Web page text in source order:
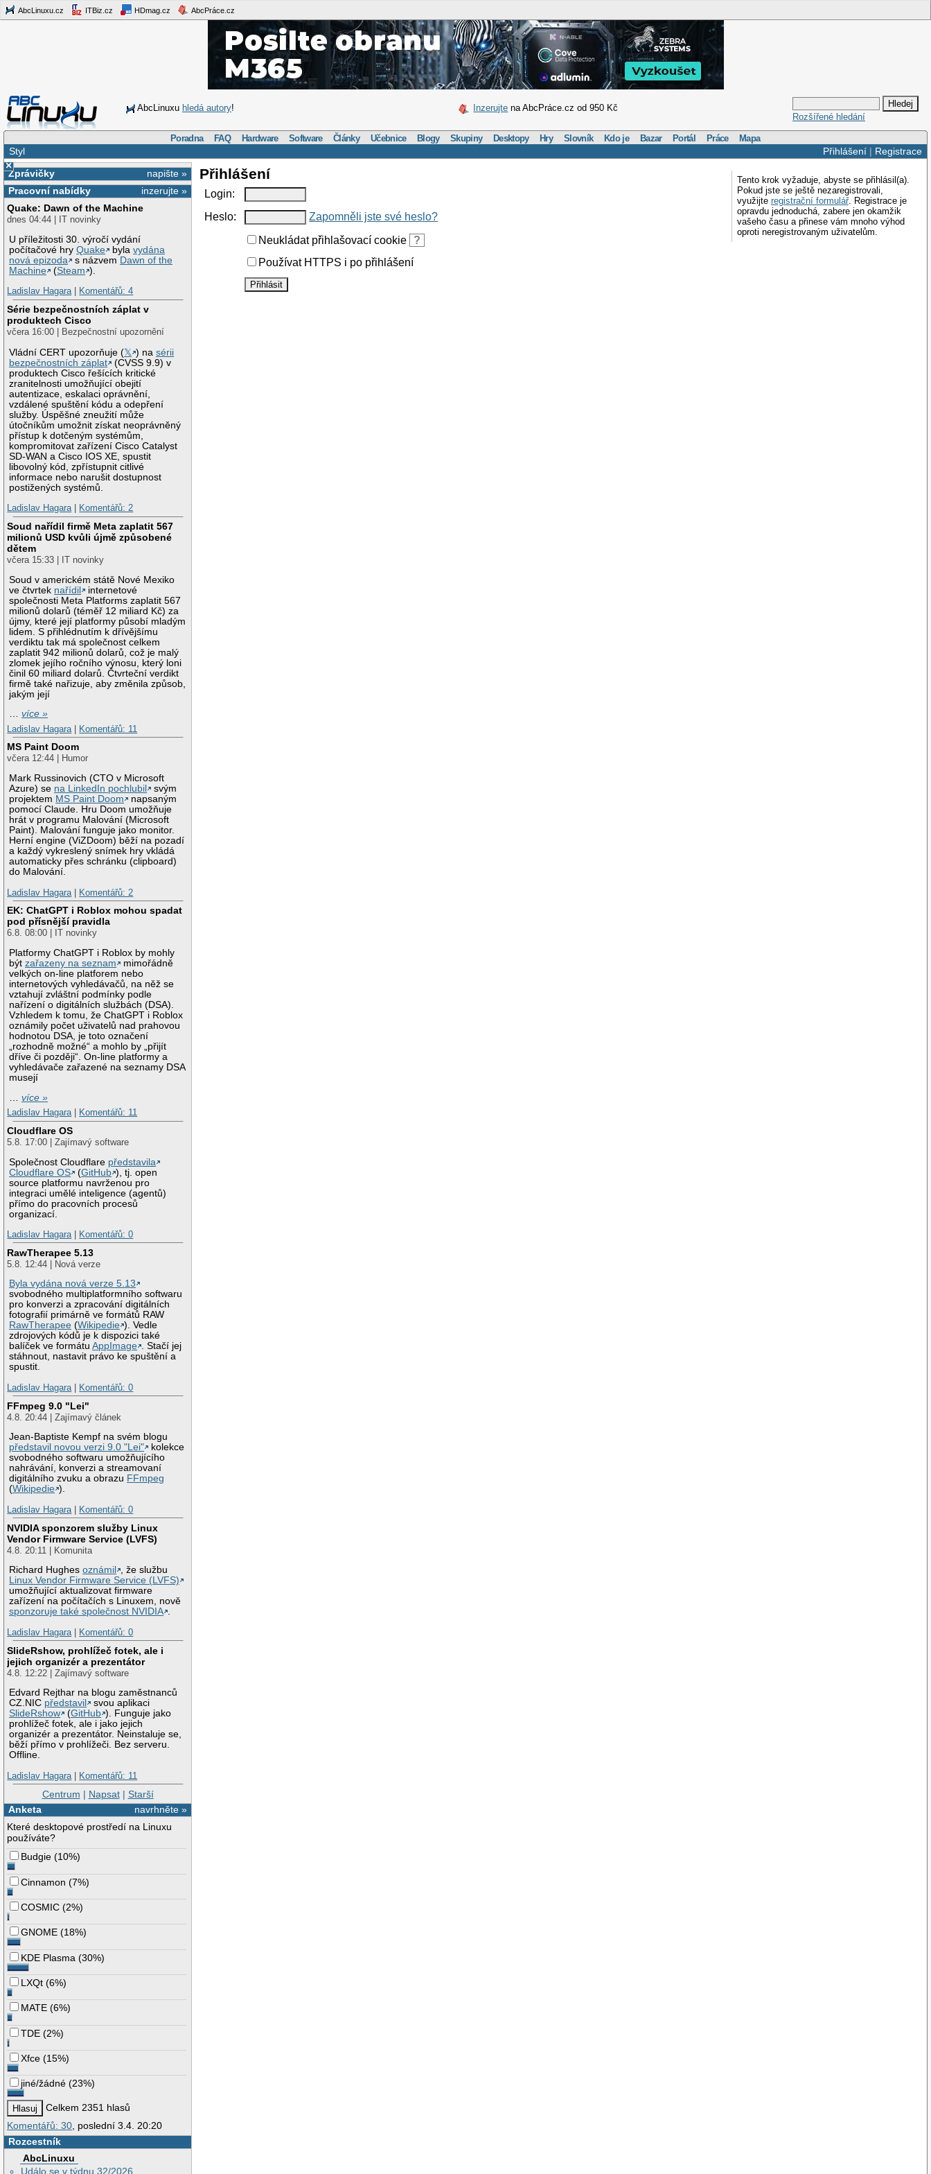
AbcLinuxu.cz ITBiz.cz HDmag.cz AbcPráce.cz
AbcLinuxu hledá autory! Inzerujte na AbcPráce.cz od 950 Kč
Rozšířené hledání
Poradna FAQ Hardware Software Články Učebnice Blogy Skupiny Desktopy Hry Slovník Kdo je Bazar Portál Práce Mapa
Přihlášení| Registrace
Styl
×
napište »
Zprávičky
inzerujte »
Pracovní nabídky
Quake: Dawn of the Machine
dnes 04:44 | IT novinky
U příležitosti 30. výročí vydání
počítačové hryQuake bylavydána
nová epizoda
s názvem Dawn of the
Machine
(Steam ).
Ladislav Hagara| Komentářů: 4
Série bezpečnostních záplat v
produktech Cisco
včera 16:00 | Bezpečnostní upozornění
Vládní CERT upozorňuje (𝕏 ) nasérii
bezpečnostních záplat
(CVSS 9.9) v
produktech Cisco řešících kritické
zranitelnosti umožňující obejití
autentizace, eskalaci oprávnění,
vzdálené spuštění kódu a odepření
služby. Úspěšné zneužití může
útočníkům umožnit získat neoprávněný
přístup k dotčeným systémům,
kompromitovat zařízení Cisco Catalyst
SD-WAN a Cisco IOS XE, spustit
libovolný kód, zpřístupnit citlivé
informace nebo narušit dostupnost
postižených systémů.
Ladislav Hagara| Komentářů: 2
Soud nařídil firmě Meta zaplatit 567
milionů USD kvůli újmě způsobené
dětem
včera 15:33 | IT novinky
Soud v americkém státě Nové Mexiko
ve čtvrtek nařídil
internetové
společnosti Meta Platforms zaplatit 567
milionů dolarů (téměř 12 miliard Kč) za
újmy, které její platformy působí mladým
lidem. S přihlédnutím k dřívějšímu
verdiktu tak má společnost celkem
zaplatit 942 milionů dolarů, což je malý
zlomek jejího ročního výnosu, který loni
činil 60 miliard dolarů. Čtvrteční verdikt
firmě také nařizuje, aby změnila způsob,
jakým její
…více »
Ladislav Hagara
Komentářů: 11
MS Paint Doom
včera 12:44 | Humor
Mark Russinovich (CTO v Microsoft
Azure) se na LinkedIn pochlubil
svým
projektem MS Paint Doom
napsaným
pomocí Claude. Hru Doom umožňuje
hrát v programu Malování (Microsoft
Paint). Malování funguje jako monitor.
Herní engine (ViZDoom) běží na pozadí
a každý vykreslený snímek hry vkládá
automaticky přes schránku (clipboard)
do Malování.
Ladislav Hagara
Komentářů: 2
EK: ChatGPT i Roblox mohou spadat
pod přísnější pravidla
6.8. 08:00 | IT novinky
Platformy ChatGPT i Roblox by mohly
býtzařazeny na seznam
mimořádně
velkých on-line platforem nebo
internetových vyhledávačů, na něž se
vztahují zvláštní podmínky podle
nařízení o digitálních službách (DSA).
Vzhledem k tomu, že ChatGPT i Roblox
oznámily počet uživatelů nad prahovou
hodnotou DSA, je toto označení
„rozhodně možné“ a mohlo by „přijít
dříve či později“. On-line platformy a
vyhledávače zařazené na seznamy DSA
musejí
…více »
Ladislav Hagara| Komentářů: 11
Cloudflare OS
5.8. 17:00 | Zajímavý software
Společnost Cloudflare představila
Cloudflare OS
(GitHub ), tj. open
source platformu navrženou pro
integraci umělé inteligence (agentů)
přímo do pracovních procesů
organizací.
Ladislav Hagara| Komentářů: 0
RawTherapee 5.13
5.8. 12:44 | Nová verze
Byla vydána nová verze 5.13
svobodného multiplatformního softwaru
pro konverzi a zpracování digitálních
fotografií primárně ve formátů RAW
RawTherapee (Wikipedie ). Vedle
zdrojových kódů je k dispozici také
balíček ve formátuAppImage . Stačí jej
stáhnout, nastavit právo ke spuštění a
spustit.
Ladislav Hagara| Komentářů: 0
FFmpeg 9.0 "Lei"
4.8. 20:44 | Zajímavý článek
Jean-Baptiste Kempf na svém blogu
představil novou verzi 9.0 "Lei"
kolekce
svobodného softwaru umožňujícího
nahrávání, konverzi a streamovaní
digitálního zvuku a obrazu FFmpeg
(Wikipedie ).
Ladislav Hagara| Komentářů: 0
NVIDIA sponzorem služby Linux
Vendor Firmware Service (LVFS)
4.8. 20:11 | Komunita
Richard Hughesoznámil
, že službu
Linux Vendor Firmware Service (LVFS)
umožňující aktualizovat firmware
zařízení na počítačích s Linuxem, nově
sponzoruje také společnost NVIDIA .
Ladislav Hagara| Komentářů: 0
SlideRshow, prohlížeč fotek, ale i
jejich organizér a prezentátor
4.8. 12:22 | Zajímavý software
Edvard Rejthar na blogu zaměstnanců
CZ.NIC představil
svou aplikaci
SlideRshow
(GitHub ). Funguje jako
prohlížeč fotek, ale i jako jejich
organizér a prezentátor. Neinstaluje se,
běží přímo v prohlížeči. Bez serveru.
Offline.
Ladislav Hagara| Komentářů: 11
Centrum | Napsat| Starší
navrhněte »
Anketa
Které desktopové prostředí na Linuxu
používáte?
Budgie (10%)
Cinnamon (7%)
COSMIC (2%)
GNOME (18%)
KDE Plasma (30%)
LXQt (6%)
MATE (6%)
TDE (2%)
Xfce (15%)
jiné/žádné (23%)
Celkem 2351 hlasů
Komentářů: 30 , poslední 3.4. 20:20
Rozcestník
AbcLinuxu
Událo se v týdnu 32/2026
Tento krok vyžaduje, abyste se přihlásil(a).
Pokud jste se ještě nezaregistrovali,
využijte registrační formulář. Registrace je
opravdu jednoduchá, zabere jen okamžik
vašeho času a přinese vám mnoho výhod
oproti neregistrovaným uživatelům.
Přihlášení
Login:
Heslo:
Zapomněli jste své heslo?
Neukládat přihlašovací cookie
?
Používat HTTPS i po přihlášení